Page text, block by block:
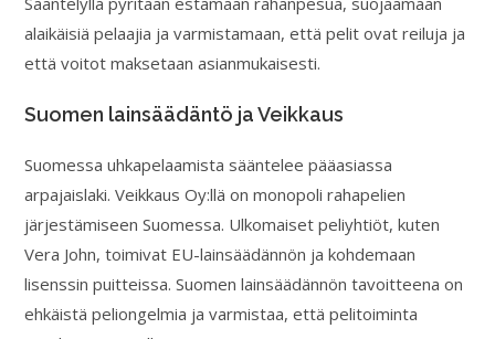
alaikäisiä pelaajia ja varmistamaan, että pelit ovat reiluja ja
että voitot maksetaan asianmukaisesti.
Suomen lainsäädäntö ja Veikkaus
Suomessa uhkapelaamista sääntelee pääasiassa
arpajaislaki. Veikkaus Oy:llä on monopoli rahapelien
järjestämiseen Suomessa. Ulkomaiset peliyhtiöt, kuten
Vera John, toimivat EU-lainsäädännön ja kohdemaan
lisenssin puitteissa. Suomen lainsäädännön tavoitteena on
ehkäistä peliongelmia ja varmistaa, että pelitoiminta